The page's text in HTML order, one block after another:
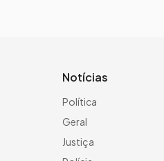
Notícias
Política
Geral
Justiça